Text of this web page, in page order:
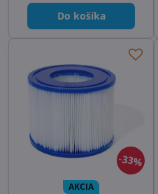
Do košíka
33%
AKCIA